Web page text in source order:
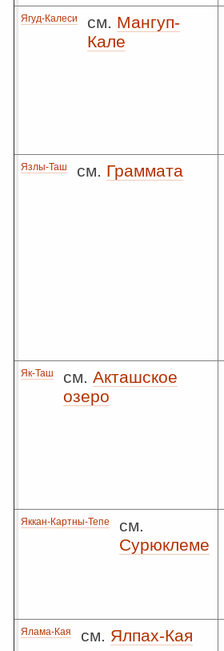
Ягуд-Калеси см. Мангуп-
Кале
Язлы-Таш см. Граммата
Як-Таш см. Акташское
озеро
Яккан-Картны-Тепе
см.
Сурюклеме
Ялама-Кая см. Ялпах-Кая